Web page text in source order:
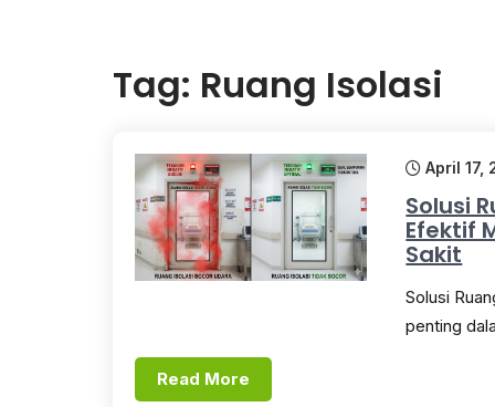
Tag: Ruang Isolasi
April 17,
Solusi
Efektif
Sakit
Solusi
penting
Read More